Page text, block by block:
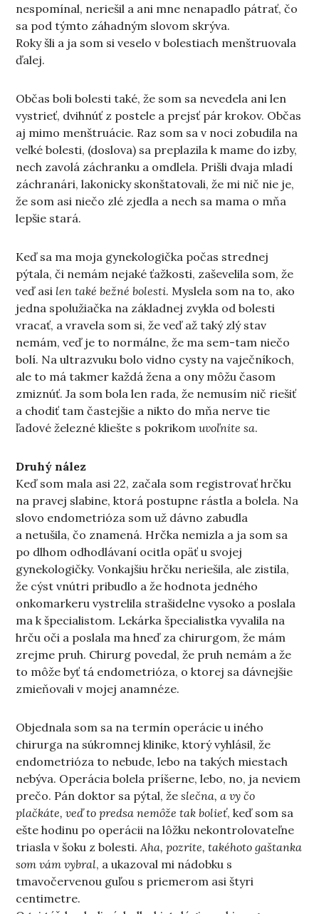
nespomínal, neriešil a ani mne nenapadlo pátrať, čo
sa pod týmto záhadným slovom skrýva.
Roky šli a ja som si veselo v bolestiach menštruovala
ďalej.
Občas boli bolesti také, že som sa nevedela ani len
vystrieť, dvihnúť z postele a prejsť pár krokov. Občas
aj mimo menštruácie. Raz som sa v noci zobudila na
veľké bolesti, (doslova) sa preplazila k mame do izby,
nech zavolá záchranku a omdlela. Prišli dvaja mladí
záchranári, lakonicky skonštatovali, že mi nič nie je,
že som asi niečo zlé zjedla a nech sa mama o mňa
lepšie stará.
Keď sa ma moja gynekologička počas strednej
pýtala, či nemám nejaké ťažkosti, zaševelila som, že
veď asi len také bežné bolesti. Myslela som na to, ako
jedna spolužiačka na základnej zvykla od bolesti
vracať, a vravela som si, že veď až taký zlý stav
nemám, veď je to normálne, že ma sem-tam niečo
bolí. Na ultrazvuku bolo vidno cysty na vaječníkoch,
ale to má takmer každá žena a ony môžu časom
zmiznúť. Ja som bola len rada, že nemusím nič riešiť
a chodiť tam častejšie a nikto do mňa nerve tie
ľadové železné kliešte s pokrikomuvoľnite sa.
Druhý nález
Keď som mala asi 22, začala som registrovať hrčku
na pravej slabine, ktorá postupne rástla a bolela. Na
slovo endometrióza som už dávno zabudla
a netušila, čo znamená. Hrčka nemizla a ja som sa
po dlhom odhodlávaní ocitla opäť u svojej
gynekologičky. Vonkajšiu hrčku neriešila, ale zistila,
že cýst vnútri pribudlo a že hodnota jedného
onkomarkeru vystrelila strašidelne vysoko a poslala
ma k špecialistom. Lekárka špecialistka vyvalila na
hrču oči a poslala ma hneď za chirurgom, že mám
zrejme pruh. Chirurg povedal, že pruh nemám a že
to môže byť tá endometrióza, o ktorej sa dávnejšie
zmieňovali v mojej anamnéze.
Objednala som sa na termín operácie u iného
chirurga na súkromnej klinike, ktorý vyhlásil, že
endometrióza to nebude, lebo na takých miestach
nebýva. Operácia bolela príšerne, lebo, no, ja neviem
prečo. Pán doktor sa pýtal, žeslečna, a vy čo
plačkáte, veď to predsa nemôže tak bolieť, keď som sa
ešte hodinu po operácii na lôžku nekontrolovateľne
triasla v šoku z bolesti. Aha, pozrite, takéhoto gaštanka
som vám vybral, a ukazoval mi nádobku s
tmavočervenou guľou s priemerom asi štyri
centimetre.